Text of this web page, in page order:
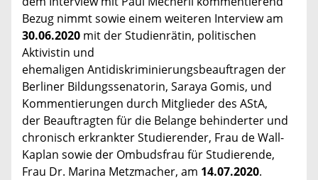
Bezug nimmt sowie einem weiteren Interview am
30.06.2020 mit der Studienrätin, politischen
Aktivistin und
ehemaligen Antidiskriminierungsbeauftragen der
Berliner Bildungssenatorin, Saraya Gomis, und
Kommentierungen durch Mitglieder des AStA,
der Beauftragten für die Belange behinderter und
chronisch erkrankter Studierender, Frau de Wall-
Kaplan sowie der Ombudsfrau für Studierende,
Frau Dr. Marina Metzmacher, am 14.07.2020.